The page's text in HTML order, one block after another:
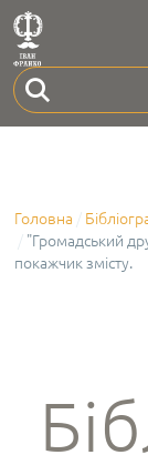
Головна
"Громадський
покажчик змісту.